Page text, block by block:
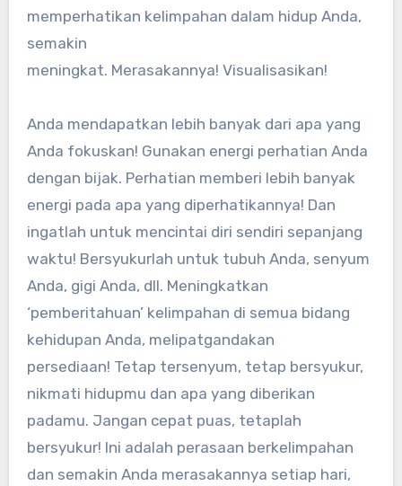
memperhatikan kelimpahan dalam hidup Anda,
semakin
meningkat. Merasakannya! Visualisasikan!
Anda mendapatkan lebih banyak dari apa yang
Anda fokuskan! Gunakan energi perhatian Anda
dengan bijak. Perhatian memberi lebih banyak
energi pada apa yang diperhatikannya! Dan
ingatlah untuk mencintai diri sendiri sepanjang
waktu! Bersyukurlah untuk tubuh Anda, senyum
Anda, gigi Anda, dll. Meningkatkan
‘pemberitahuan’ kelimpahan di semua bidang
kehidupan Anda, melipatgandakan
persediaan! Tetap tersenyum, tetap bersyukur,
nikmati hidupmu dan apa yang diberikan
padamu. Jangan cepat puas, tetaplah
bersyukur! Ini adalah perasaan berkelimpahan
dan semakin Anda merasakannya setiap hari,